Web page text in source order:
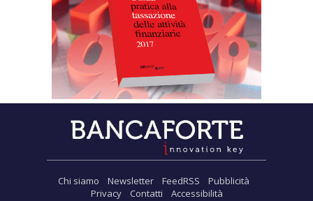
Chi siamo Newsletter FeedRSS
Pubblicità
Privacy
Contatti Accessibilità